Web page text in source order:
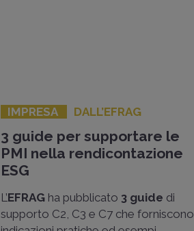
IMPRESA DALL’EFRAG
3 guide per supportare le
PMI nella rendicontazione
ESG
L’EFRAG ha pubblicato 3 guide di
supporto C2, C3 e C7 che forniscono